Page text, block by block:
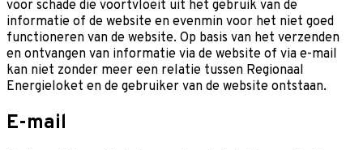
voor schade die voortvloeit uit het gebruik van de
informatie of de website en evenmin voor het niet goed
functioneren van de website. Op basis van het verzenden
en ontvangen van informatie via de website of via e-mail
kan niet zonder meer een relatie tussen Regionaal
Energieloket en de gebruiker van de website ontstaan.
E-mail